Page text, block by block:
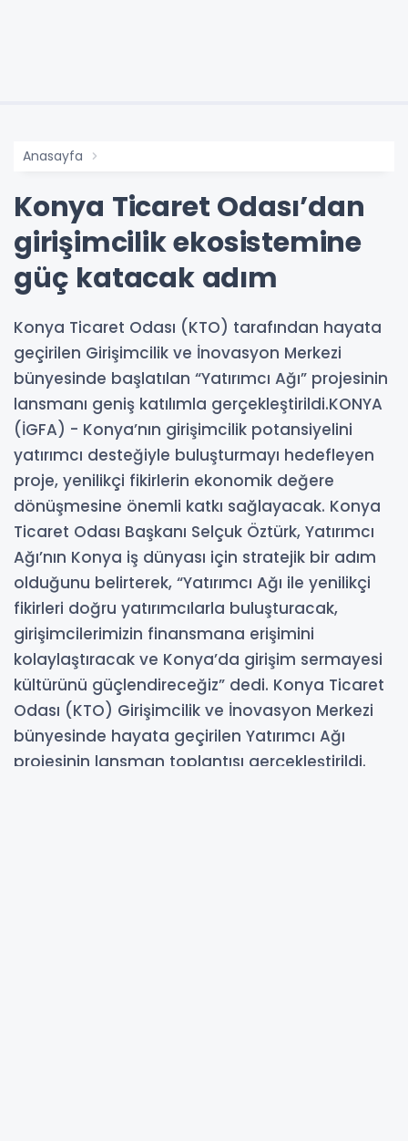
Anasayfa
Konya Ticaret Odası’dan
girişimcilik ekosistemine
güç katacak adım
Konya Ticaret Odası (KTO) tarafından hayata
geçirilen Girişimcilik ve İnovasyon Merkezi
bünyesinde başlatılan “Yatırımcı Ağı” projesinin
lansmanı geniş katılımla gerçekleştirildi.KONYA
(İGFA) - Konya’nın girişimcilik potansiyelini
yatırımcı desteğiyle buluşturmayı hedefleyen
proje, yenilikçi fikirlerin ekonomik değere
dönüşmesine önemli katkı sağlayacak. Konya
Ticaret Odası Başkanı Selçuk Öztürk, Yatırımcı
Ağı’nın Konya iş dünyası için stratejik bir adım
olduğunu belirterek, “Yatırımcı Ağı ile yenilikçi
fikirleri doğru yatırımcılarla buluşturacak,
girişimcilerimizin finansmana erişimini
kolaylaştıracak ve Konya’da girişim sermayesi
kültürünü güçlendireceğiz” dedi. Konya Ticaret
Odası (KTO) Girişimcilik ve İnovasyon Merkezi
bünyesinde hayata geçirilen Yatırımcı Ağı
projesinin lansman toplantısı gerçekleştirildi.